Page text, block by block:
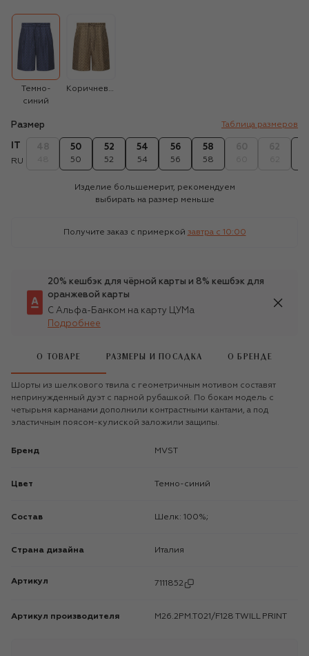
Темно-
синий
Коричневый
Размер Таблица размеров
RU
50
50
52
52
54
54
56
56
58
58
Изделие большемерит, рекомендуем
выбирать на размер меньше
Получите заказ с примеркой завтра c 10:00
20% кешбэк для чёрной карты и 8% кешбэк для
оранжевой карты
С Альфа-Банком на карту ЦУМа
Подробнее
О ТОВАРЕ РАЗМЕРЫ И ПОСАДКА О БРЕНДЕ
Шорты из шелкового твила с геометричным мотивом составят
непринужденный дуэт с парной рубашкой. По бокам модель с
четырьмя карманами дополнили контрастными кантами, а под
эластичным поясом-кулиской заложили защипы.
Бренд MVST
Цвет Темно-синий
Состав Шелк: 100%;
Страна дизайна Италия
Артикул 7111852
Артикул производителя M26.2PM.T021/F128 TWILL PRINT